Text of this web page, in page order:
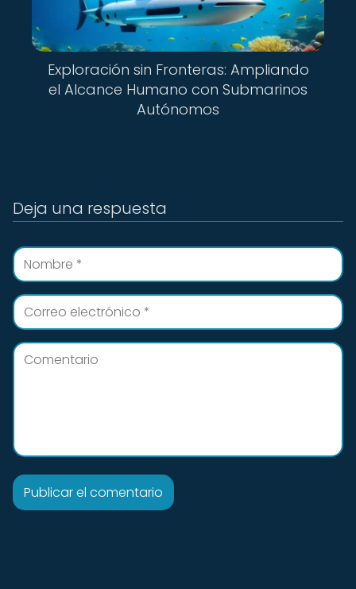
Exploración sin Fronteras: Ampliando
el Alcance Humano con Submarinos
Autónomos
Deja una respuesta